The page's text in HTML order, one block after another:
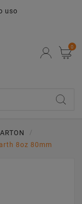
uso
0
8oz 80mm